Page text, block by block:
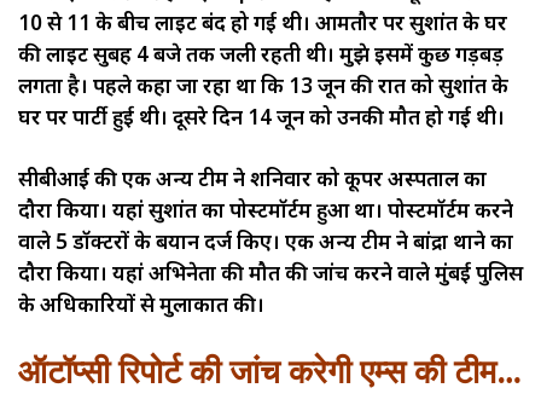
10 से 11 के बीच लाइट बंद हो गई थी। आमतौर पर सुशांत के घर
की लाइट सुबह 4 बजे तक जली रहती थी। मुझे इसमें कुछ गड़बड़
लगता है। पहले कहा जा रहा था कि 13 जून की रात को सुशांत के
घर पर पार्टी हुई थी। दूसरे दिन 14 जून को उनकी मौत हो गई थी।
सीबीआई की एक अन्य टीम ने शनिवार को कूपर अस्पताल का
दौरा किया। यहां सुशांत का पोस्टमॉर्टम हुआ था। पोस्टमॉर्टम करने
वाले 5 डॉक्टरों के बयान दर्ज किए। एक अन्य टीम ने बांद्रा थाने का
दौरा किया। यहां अभिनेता की मौत की जांच करने वाले मुंबई पुलिस
के अधिकारियों से मुलाकात की।
ऑटॉप्सी रिपोर्ट की जांच करेगी एम्स की टीम…